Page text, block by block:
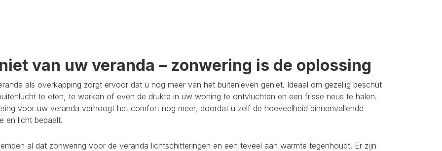
van uw veranda – zonwering is de oplossing
als overkapping zorgt ervoor dat u nog meer van het buitenleven geniet. Ideaal om gezellig beschut
te eten, te werken of even de drukte in uw woning te ontvluchten en een frisse neus te halen.
voor uw veranda verhoogt het comfort nog meer, doordat u zelf de hoeveelheid binnenvallende
en licht bepaalt.
al dat zonwering voor de veranda lichtschitteringen en een teveel aan warmte tegenhoudt. Er zijn